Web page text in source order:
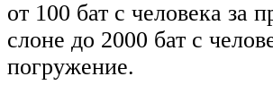
от 100 бат с человека за
слоне до 2000 бат с
погружение.